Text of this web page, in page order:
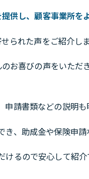
供し、顧客事業所を
られた声をご紹介し
お喜びの声をいただ
申請書類などの説明
き、助成金や保険申
けるので安心して紹